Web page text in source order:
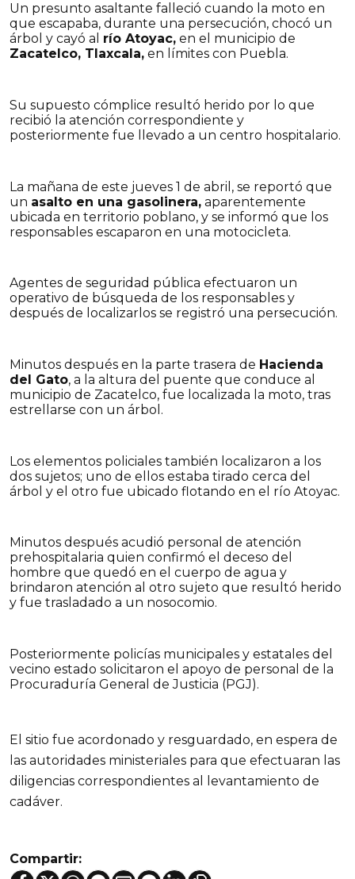
Un presunto asaltante falleció cuando la moto en
que escapaba, durante una persecución, chocó un
árbol y cayó al río Atoyac, en el municipio de
Zacatelco, Tlaxcala, en límites con Puebla.
Su supuesto cómplice resultó herido por lo que
recibió la atención correspondiente y
posteriormente fue llevado a un centro hospitalario.
La mañana de este jueves 1 de abril, se reportó que
un asalto en una gasolinera, aparentemente
ubicada en territorio poblano, y se informó que los
responsables escaparon en una motocicleta.
Agentes de seguridad pública efectuaron un
operativo de búsqueda de los responsables y
después de localizarlos se registró una persecución.
Minutos después en la parte trasera de Hacienda
del Gato, a la altura del puente que conduce al
municipio de Zacatelco, fue localizada la moto, tras
estrellarse con un árbol.
Los elementos policiales también localizaron a los
dos sujetos; uno de ellos estaba tirado cerca del
árbol y el otro fue ubicado flotando en el río Atoyac.
Minutos después acudió personal de atención
prehospitalaria quien confirmó el deceso del
hombre que quedó en el cuerpo de agua y
brindaron atención al otro sujeto que resultó herido
y fue trasladado a un nosocomio.
Posteriormente policías municipales y estatales del
vecino estado solicitaron el apoyo de personal de la
Procuraduría General de Justicia (PGJ).
El sitio fue acordonado y resguardado, en espera de
las autoridades ministeriales para que efectuaran las
diligencias correspondientes al levantamiento de
cadáver.
Compartir: